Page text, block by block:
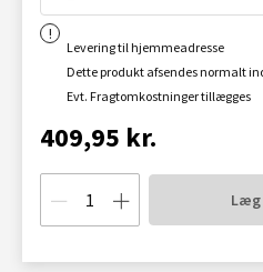
Levering til hjemmeadresse
Dette produkt afsendes normalt
Evt. Fragtomkostninger tillægges
409,95 kr.
Læg